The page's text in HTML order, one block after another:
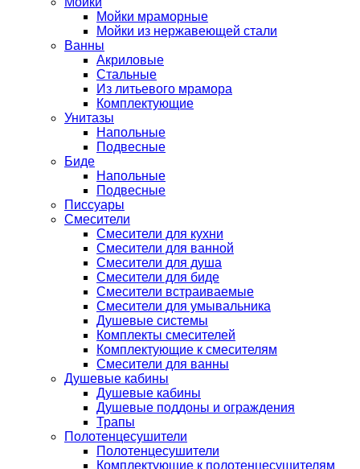
Мойки мраморные
Мойки из нержавеющей стали
Ванны
Акриловые
Стальные
Из литьевого мрамора
Комплектующие
Унитазы
Напольные
Подвесные
Биде
Напольные
Подвесные
Писсуары
Смесители
Смесители для кухни
Смесители для ванной
Смесители для душа
Смесители для биде
Смесители встраиваемые
Смесители для умывальника
Душевые системы
Комплекты смесителей
Комплектующие к смесителям
Смесители для ванны
Душевые кабины
Душевые кабины
Душевые поддоны и ограждения
Трапы
Полотенцесушители
Полотенцесушители
Комплектующие к полотенцесушителям